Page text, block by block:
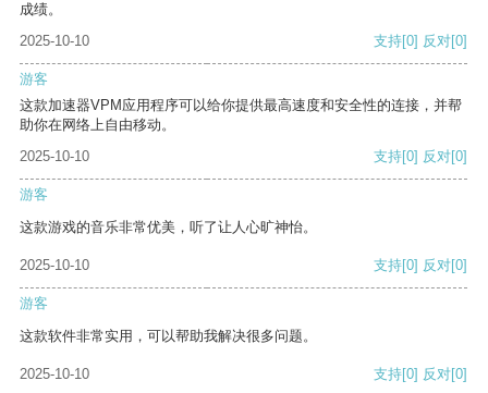
成绩。
2025-10-10
支持[0] 反对[0]
游客
这款加速器VPM应用程序可以给你提供最高速度和安全性的连接，并帮
助你在网络上自由移动。
2025-10-10
支持[0] 反对[0]
游客
这款游戏的音乐非常优美，听了让人心旷神怡。
2025-10-10 支持[0] 反对[0]
游客
这款软件非常实用，可以帮助我解决很多问题。
2025-10-10 支持[0] 反对[0]